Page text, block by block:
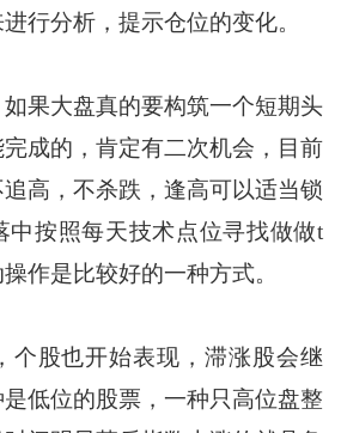
行分析，提示仓位的变化。
果大盘真的要构筑一个短期头
成的，肯定有二次机会，目前
高，不杀跌，逢高可以适当锁
中按照每天技术点位寻找做做t
作是比较好的一种方式。
个股也开始表现，滞涨股会继
低位的股票，一种只高位盘整